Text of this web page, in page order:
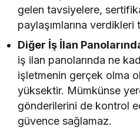
gelen tavsiyelere,
paylaşımlarına verdikleri
Diğer İş İlan
iş ilan panolarında ne
işletmenin gerçek olma
yüksektir. Mümkünse
gönderilerini de kontrol
güvence sağlamaz.